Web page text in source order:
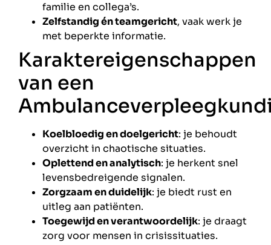
familie en collega’s.
Zelfstandig én teamgericht, vaak werk je
met beperkte informatie.
Karaktereigenschappen
van een
Koelbloedig en doelgericht: je behoudt
overzicht in chaotische situaties.
Oplettend en analytisch: je herkent snel
levensbedreigende signalen.
Zorgzaam en duidelijk: je biedt rust en
uitleg aan patiënten.
Toegewijd en verantwoordelijk: je draagt
zorg voor mensen in crisissituaties.